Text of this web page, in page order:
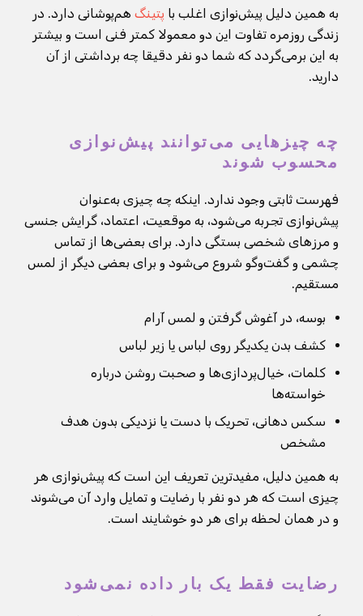
به همین دلیل پیش‌نوازی اغلب با پتینگ هم‌پوشانی دارد. در
زندگی روزمره تفاوت این دو معمولا کمتر فنی است و بیشتر
به این برمی‌گردد که شما دو نفر دقیقا چه برداشتی از آن
دارید.
چه چیزهایی می‌توانند پیش‌نوازی
محسوب شوند
فهرست ثابتی وجود ندارد. اینکه چه چیزی به‌عنوان
پیش‌نوازی تجربه می‌شود، به موقعیت، اعتماد، گرایش جنسی
و مرزهای شخصی بستگی دارد. برای بعضی‌ها از تماس
چشمی و گفت‌وگو شروع می‌شود و برای بعضی دیگر از لمس
مستقیم.
بوسه، در آغوش گرفتن و لمس آرام
کشف بدن یکدیگر روی لباس یا زیر لباس
کلمات، خیال‌پردازی‌ها و صحبت روشن درباره
خواسته‌ها
سکس دهانی، تحریک با دست یا نزدیکی بدون هدف
مشخص
به همین دلیل، مفیدترین تعریف این است که پیش‌نوازی هر
چیزی است که هر دو نفر با رضایت و تمایل وارد آن می‌شوند
و در همان لحظه برای هر دو خوشایند است.
رضایت فقط یک بار داده نمی‌شود